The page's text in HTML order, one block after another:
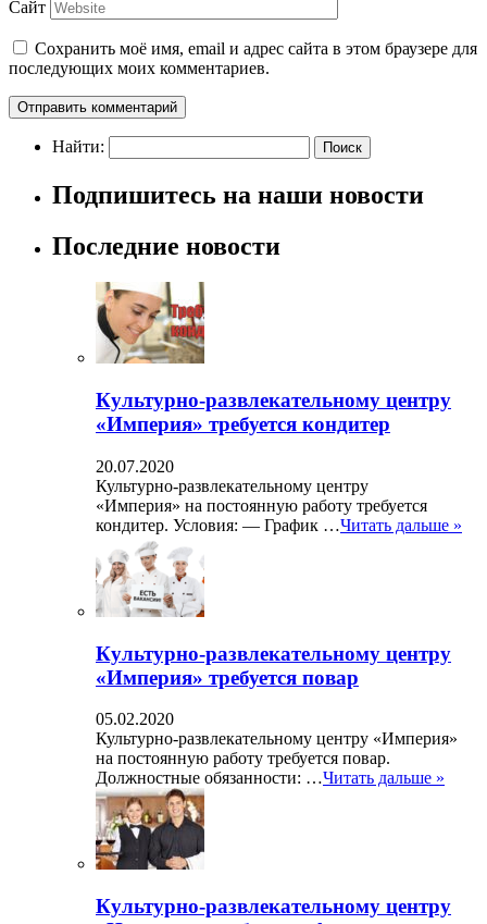
Сайт
Сохранить моё имя, email и адрес сайта в этом браузере для
последующих моих комментариев.
Найти:
Подпишитесь на наши новости
Последние новости
Культурно-развлекательному центру
«Империя» требуется кондитер
20.07.2020
Культурно-развлекательному центру
«Империя» на постоянную работу требуется
кондитер. Условия: — График …Читать дальше »
Культурно-развлекательному центру
«Империя» требуется повар
05.02.2020
Культурно-развлекательному центру «Империя»
на постоянную работу требуется повар.
Должностные обязанности: …Читать дальше »
Культурно-развлекательному центру